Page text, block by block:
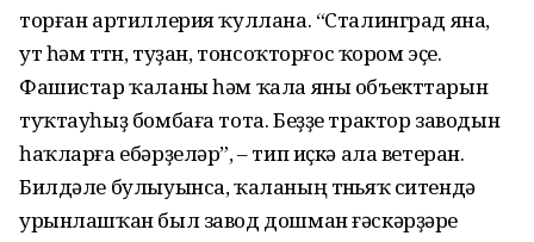
торған артиллерия ҡуллана. “Сталинград яна,
ут һәм төтөн, туҙан, тонсоҡторғос ҡором эҫе.
Фашистар ҡаланы һәм ҡала яны объекттарын
туҡтауһыҙ бомбаға тота. Беҙҙе трактор заводын
һаҡларға ебәрҙеләр”, – тип иҫкә ала ветеран.
Билдәле булыуынса, ҡаланың төньяҡ ситендә
урынлашҡан был завод дошман ғәскәрҙәре